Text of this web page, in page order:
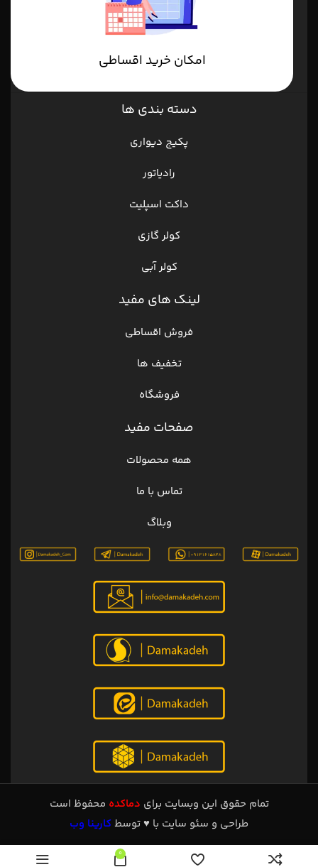
امکان خرید اقساطی
دسته بندی ها
پکیج دیواری
رادیاتور
داکت اسپلیت
کولر گازی
کولر آبی
لینک های مفید
فروش اقساطی
تخفیف ها
فروشگاه
صفحات مفید
همه محصولات
تماس با ما
وبلاگ
تمام حقوق این وبسایت برای دماکده محفوظ است
طراحی و سئو سایت با ♥ توسطکارینا وب
0